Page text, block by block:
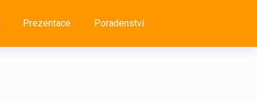
Prezentace Poradenství